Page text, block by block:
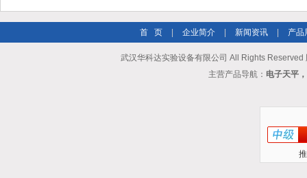
首 页 企业简介 新闻资讯 产品
武汉华科达实验设备有限公司 All Rights Reserved
主营产品导航： 电子天平